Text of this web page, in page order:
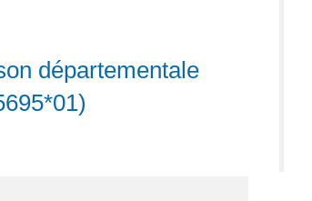
départementale